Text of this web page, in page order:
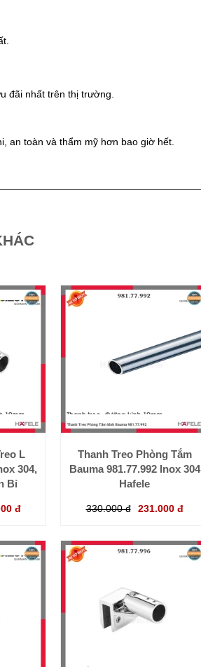
đãi nhất trên thị trường.
an toàn và thẩm mỹ hơn bao giờ hết.
L
304,
Bỉ
đ
Thanh Treo Phòng Tắm
Bauma 981.77.992 Inox 304
Hafele
330.000 đ 231.000 đ